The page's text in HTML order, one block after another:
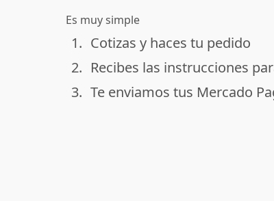
Es muy simple
done
1. Cotizas y haces tu pedido
done
2. Recibes las instrucciones
done
3. Te enviamos tus Mercado